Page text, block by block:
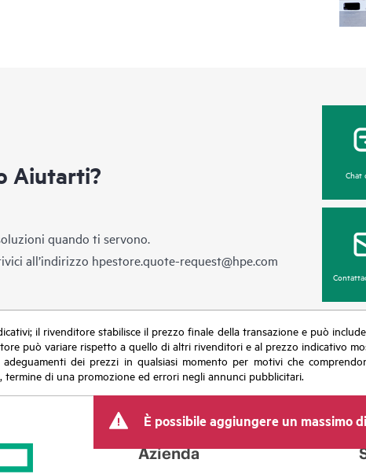
Aiutarti?
quando ti servono.
all’indirizzo hpestore.quote-request@hpe.com
Chat
il rivenditore stabilisce il prezzo finale della transazione e può
può variare rispetto a quello di altri rivenditori e al prezzo indicativo
dei prezzi in qualsiasi momento per motivi che
di una promozione ed errori negli annunci pubblicitari.
È possibile aggiungere un massimo
Azienda